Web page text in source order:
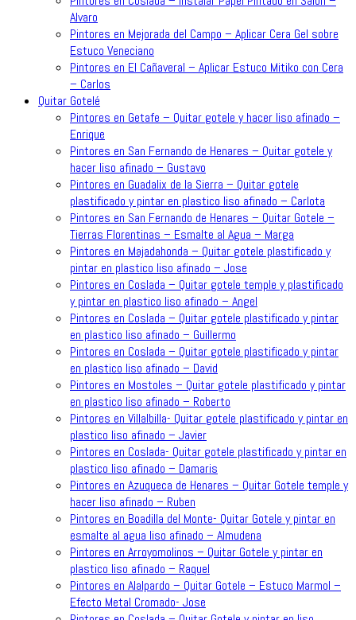
Alvaro
Pintores en Mejorada del Campo – Aplicar Cera Gel sobre
Estuco Veneciano
Pintores en El Cañaveral – Aplicar Estuco Mitiko con Cera
– Carlos
Quitar Gotelé
Pintores en Getafe – Quitar gotele y hacer liso afinado –
Enrique
Pintores en San Fernando de Henares – Quitar gotele y
hacer liso afinado – Gustavo
Pintores en Guadalix de la Sierra – Quitar gotele
plastificado y pintar en plastico liso afinado – Carlota
Pintores en San Fernando de Henares – Quitar Gotele –
Tierras Florentinas – Esmalte al Agua – Marga
Pintores en Majadahonda – Quitar gotele plastificado y
pintar en plastico liso afinado – Jose
Pintores en Coslada – Quitar gotele temple y plastificado
y pintar en plastico liso afinado – Angel
Pintores en Coslada – Quitar gotele plastificado y pintar
en plastico liso afinado – Guillermo
Pintores en Coslada – Quitar gotele plastificado y pintar
en plastico liso afinado – David
Pintores en Mostoles – Quitar gotele plastificado y pintar
en plastico liso afinado – Roberto
Pintores en Villalbilla- Quitar gotele plastificado y pintar en
plastico liso afinado – Javier
Pintores en Coslada- Quitar gotele plastificado y pintar en
plastico liso afinado – Damaris
Pintores en Azuqueca de Henares – Quitar Gotele temple y
hacer liso afinado – Ruben
Pintores en Boadilla del Monte- Quitar Gotele y pintar en
esmalte al agua liso afinado – Almudena
Pintores en Arroyomolinos – Quitar Gotele y pintar en
plastico liso afinado – Raquel
Pintores en Alalpardo – Quitar Gotele – Estuco Marmol –
Efecto Metal Cromado- Jose